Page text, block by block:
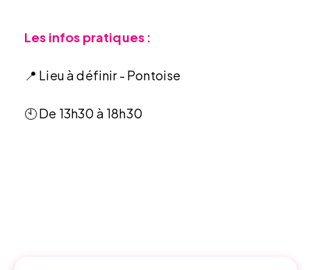
Les infos pratiques :
📍 Lieu à définir - Pontoise
🕙 De 13h30 à 18h30